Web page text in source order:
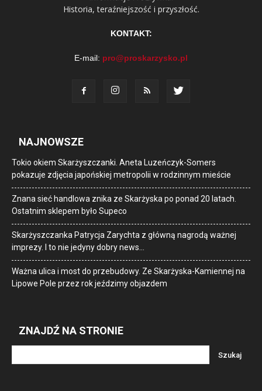
Historia, teraźniejszość i przyszłość.
KONTAKT:
E-mail: pro@proskarzysko.pl
NAJNOWSZE
Tokio okiem Skarżyszczanki. Aneta Luzeńczyk-Somers
pokazuje zdjęcia japońskiej metropolii w rodzinnym mieście
Znana sieć handlowa znika ze Skarżyska po ponad 20 latach.
Ostatnim sklepem było Supeco
Skarżyszczanka Patrycja Zarychta z główną nagrodą ważnej
imprezy. I to nie jedyny dobry news…
Ważna ulica i most do przebudowy. Ze Skarżyska-Kamiennej na
Lipowe Pole przez rok jeździmy objazdem
ZNAJDŹ NA STRONIE